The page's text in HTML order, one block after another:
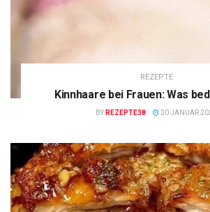
REZEPTE
Kinnhaare bei Frauen: Was
BY REZEPTE38 30 JANUAR